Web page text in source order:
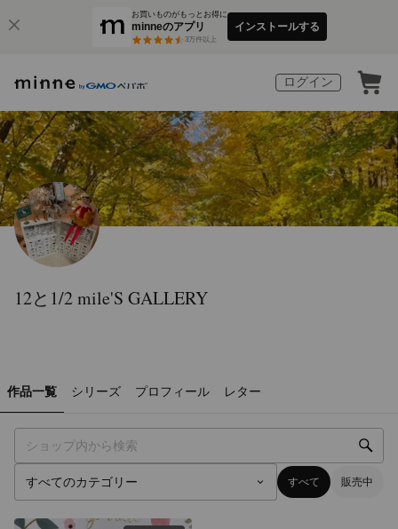
お買いものがもっとお得に
minneのアプリ
3万件以上
インストールする
ログイン
12と1/2 mile'S GALLERY
作品一覧 シリーズ プロフィール レター
すべて 販売中